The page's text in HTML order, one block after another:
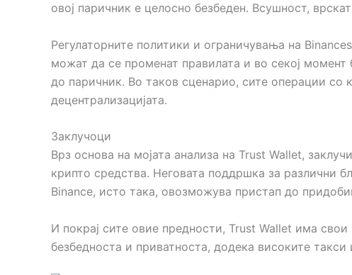
овој паричник е целосно безбеден. Всушност,
Регулаторните политики и ограничувања на
можат да се променат правилата и во секој
до паричник. Во таков сценарио, сите операции со
децентрализацијата.
Заклучоци
Врз основа на мојата анализа на Trust Wallet,
крипто средства. Неговата поддршка за различни
Binance, исто така, овозможува пристап до
И покрај сите овие предности, Trust Wallet има
безбедноста и приватноста, додека високите